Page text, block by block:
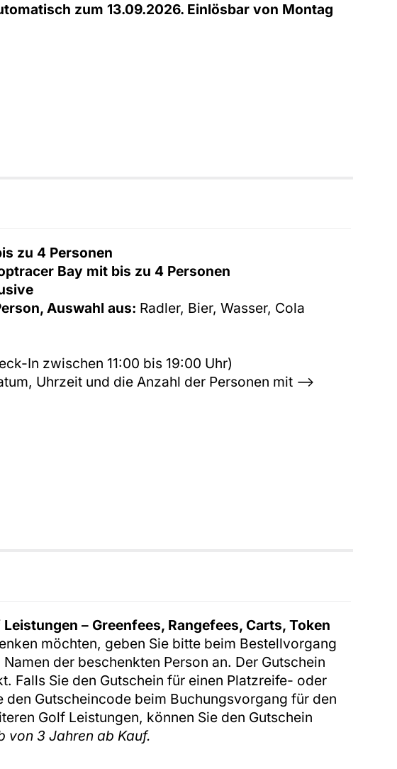
zum 13.09.2026. Einlösbar von Montag
zu 4 Personen
Bay mit bis zu 4 Personen
Auswahl aus: Radler, Bier, Wasser, Cola
In zwischen 11:00 bis 19:00 Uhr)
Uhrzeit und die Anzahl der Personen mit -->
– Greenfees, Rangefees, Carts, Token
möchten, geben Sie bitte beim Bestellvorgang
der beschenkten Person an. Der Gutschein
Falls Sie den Gutschein für einen Platzreife- oder
Gutscheincode beim Buchungsvorgang für den
Golf Leistungen, können Sie den Gutschein
von 3 Jahren ab Kauf.